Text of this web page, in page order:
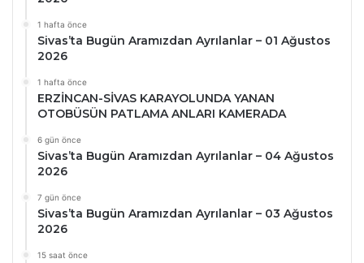
1 hafta önce
Sivas’ta Bugün Aramızdan Ayrılanlar – 01 Ağustos
2026
1 hafta önce
ERZİNCAN-SİVAS KARAYOLUNDA YANAN
OTOBÜSÜN PATLAMA ANLARI KAMERADA
6 gün önce
Sivas’ta Bugün Aramızdan Ayrılanlar – 04 Ağustos
2026
7 gün önce
Sivas’ta Bugün Aramızdan Ayrılanlar – 03 Ağustos
2026
15 saat önce